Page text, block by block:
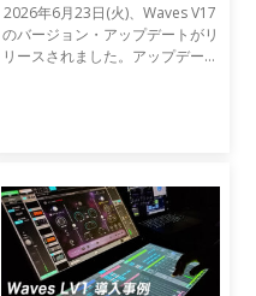
2026年6月23日(火)、Waves V17
のバージョン・アップデートがリ
リースされました。アップデート